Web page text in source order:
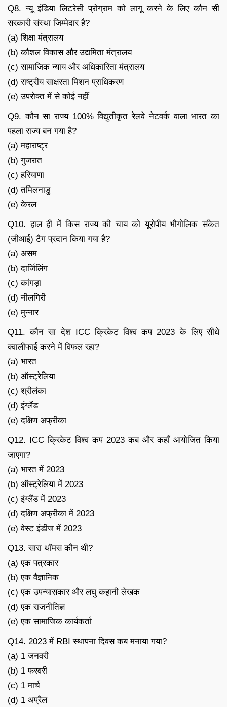
Q8. न्यू इंडिया लिटरेसी प्रोग्राम को लागू करने के लिए कौन सी
सरकारी संस्था जिम्मेदार है?
(a) शिक्षा मंत्रालय
(b) कौशल विकास और उद्यमिता मंत्रालय
(c) सामाजिक न्याय और अधिकारिता मंत्रालय
(d) राष्ट्रीय साक्षरता मिशन प्राधिकरण
(e) उपरोक्त में से कोई नहीं
Q9. कौन सा राज्य 100% विद्युतीकृत रेलवे नेटवर्क वाला भारत का
पहला राज्य बन गया है?
(a) महाराष्ट्र
(b) गुजरात
(c) हरियाणा
(d) तमिलनाडु
(e) केरल
Q10. हाल ही में किस राज्य की चाय को यूरोपीय भौगोलिक संकेत
(जीआई) टैग प्रदान किया गया है?
(a) असम
(b) दार्जिलिंग
(c) कांगड़ा
(d) नीलगिरी
(e) मुन्नार
Q11. कौन सा देश ICC क्रिकेट विश्व कप 2023 के लिए सीधे
क्वालीफाई करने में विफल रहा?
(a) भारत
(b) ऑस्ट्रेलिया
(c) श्रीलंका
(d) इंग्लैंड
(e) दक्षिण अफ्रीका
Q12. ICC क्रिकेट विश्व कप 2023 कब और कहाँ आयोजित किया
जाएगा?
(a) भारत में 2023
(b) ऑस्ट्रेलिया में 2023
(c) इंग्लैंड में 2023
(d) दक्षिण अफ्रीका में 2023
(e) वेस्ट इंडीज में 2023
Q13. सारा थॉमस कौन थी?
(a) एक पत्रकार
(b) एक वैज्ञानिक
(c) एक उपन्यासकार और लघु कहानी लेखक
(d) एक राजनीतिज्ञ
(e) एक सामाजिक कार्यकर्ता
Q14. 2023 में RBI स्थापना दिवस कब मनाया गया?
(a) 1 जनवरी
(b) 1 फरवरी
(c) 1 मार्च
(d) 1 अप्रैल